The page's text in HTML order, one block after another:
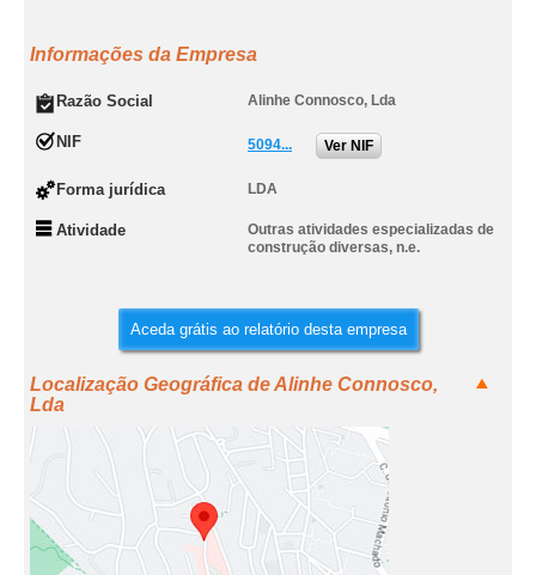
Informações da Empresa
Razão Social Alinhe Connosco, Lda
NIF 5094... Ver NIF
Forma jurídica LDA
Atividade
Outras atividades especializadas de
construção diversas, n.e.
Aceda grátis ao relatório desta empresa
Localização Geográfica de Alinhe Connosco,
Lda